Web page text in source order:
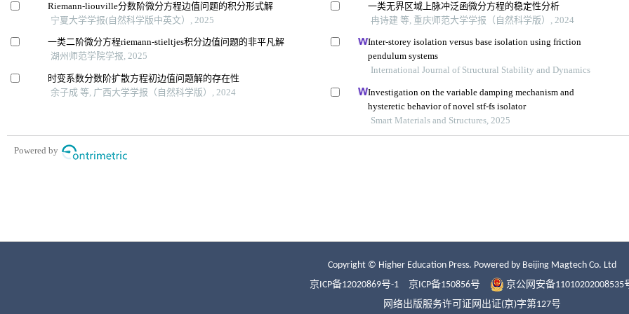
Copyright © Higher Education Press. Powered by Beijing Magtech Co. Ltd
京ICP备12020869号-1
京ICP备150856号
京公网安备11010202008535
网络出版服务许可证网出证(京)字第127号